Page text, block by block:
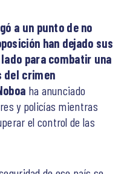
a un punto de no
han dejado sus
para combatir una
del crimen
ha anunciado
y policías mientras
el control de las